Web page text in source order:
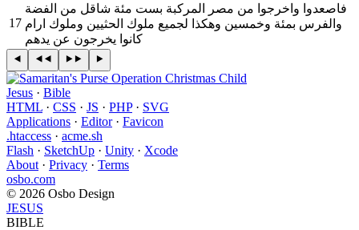
17
فاصعدوا واخرجوا من مصر المركبة بست مئة شاقل من الفضة
والفرس بمئة وخمسين وهكذا لجميع ملوك الحثيين وملوك ارام
كانوا يخرجون عن يدهم
Jesus · Bible
HTML · CSS · JS · PHP· SVG
Applications · Editor· Favicon
.htaccess · acme.sh
Flash · SketchUp · Unity · Xcode
About · Privacy · Terms
osbo.com
© 2026 Osbo Design
JESUS
BIBLE